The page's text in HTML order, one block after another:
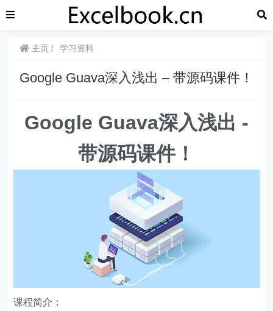
主页 学习资料
Google Guava深入浅出 – 带源码课件！
Google Guava深入浅出 -
带源码课件！
课程简介：